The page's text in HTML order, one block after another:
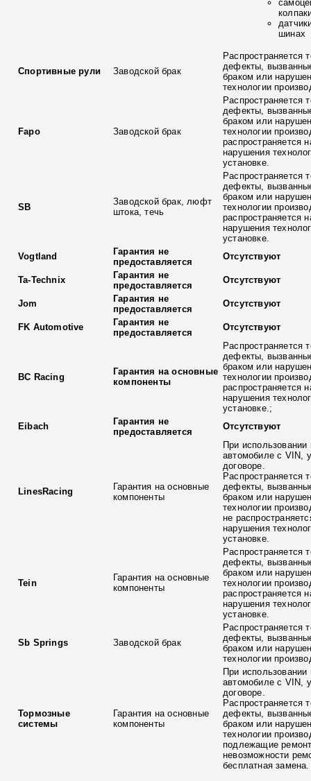
шинах
Спортивные рули Заводской брак
Распространяется
дефекты,
браком или
технологии
Fapo Заводской брак
Распространяется
дефекты,
браком или
технологии
распространяется
нарушения
установке.
SB
Заводской брак, люфт
штока, течь
Распространяется
дефекты,
браком или
технологии
распространяется
нарушения
установке.
Vogtland
Гарантия не
предоставляется
Отсутствуют
Ta-Technix
Гарантия не
предоставляется
Отсутствуют
Jom
Гарантия не
предоставляется
Отсутствуют
FK Automotive
Гарантия не
предоставляется
Отсутствуют
BC Racing
Гарантия на основные
компоненты
Распространяется
дефекты,
браком или
технологии
распространяется
нарушения
установке.;
Eibach
Гарантия не
предоставляется
Отсутствуют
LinesRacing
Гарантия на основные
компоненты
При использовании
автомобиле с VIN,
договоре.
Распространяется
дефекты,
браком или
технологии
не
нарушения
установке.
Tein
Гарантия на основные
компоненты
Распространяется
дефекты,
браком или
технологии
распространяется
нарушения
установке.
Sb Springs Заводской брак
Распространяется
дефекты,
браком или
технологии
Тормозные
системы
Гарантия на основные
компоненты
При использовании
автомобиле с VIN,
договоре.
Распространяется
дефекты,
браком или
технологии
подлежащие
невозможности
бесплатная замена.